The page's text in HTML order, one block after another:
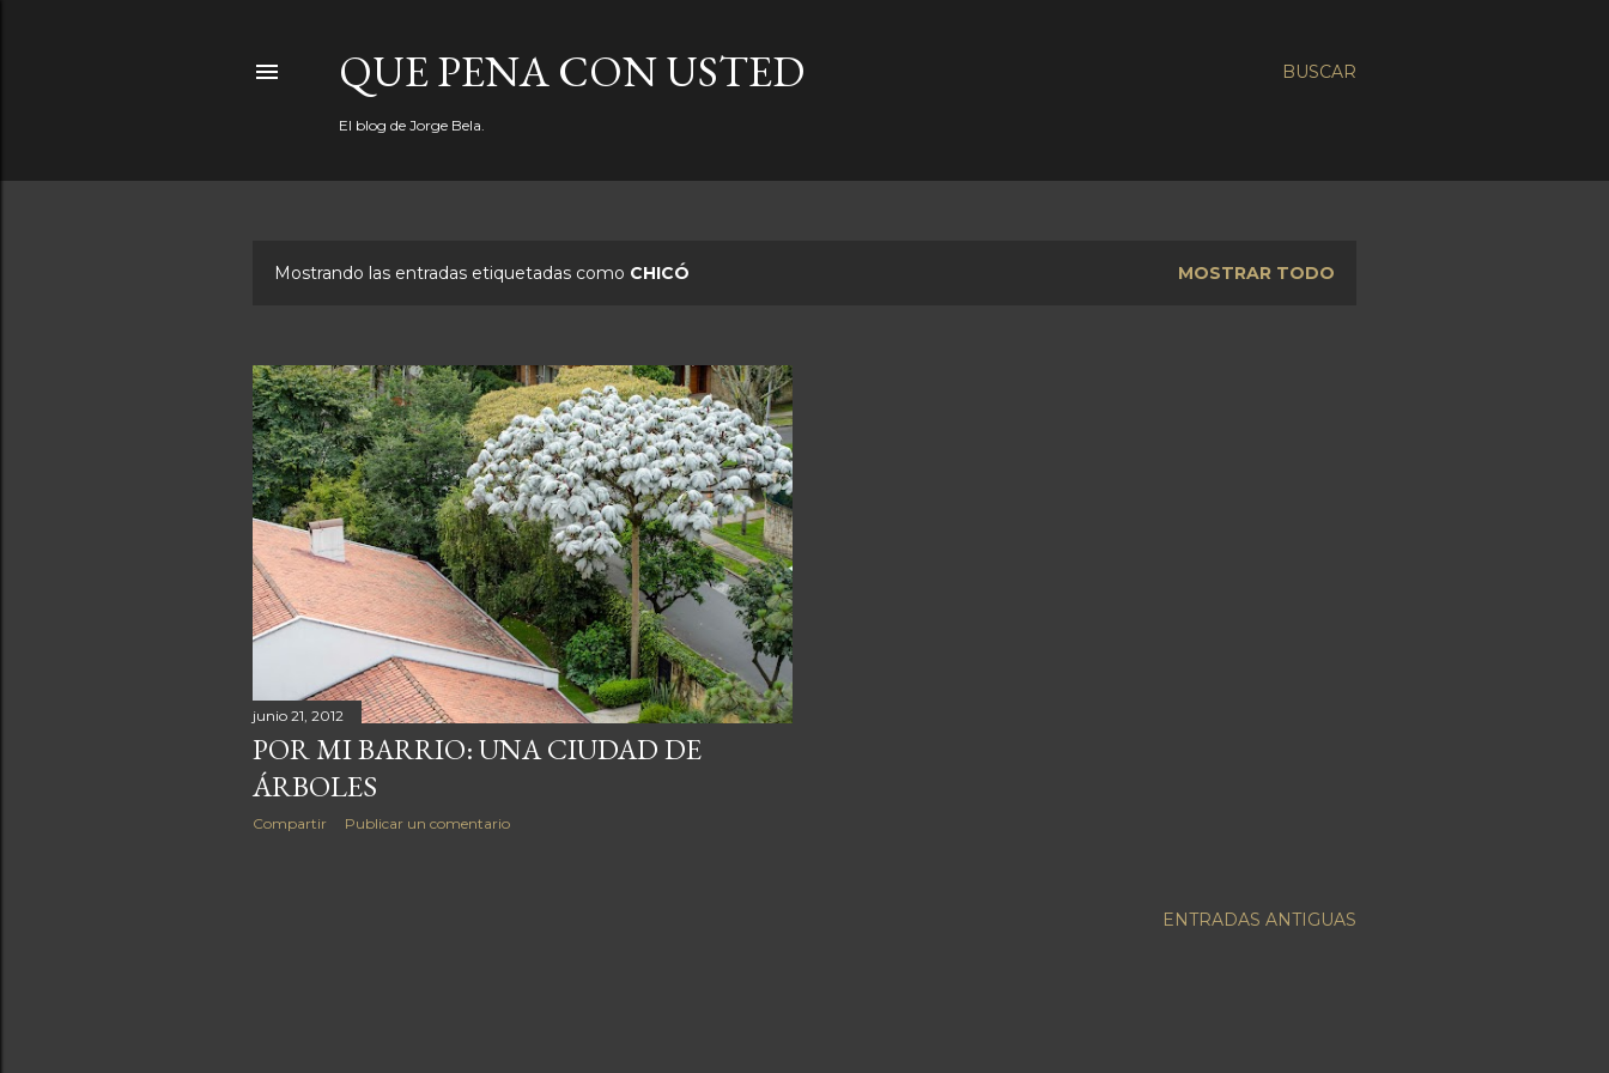
BUSCAR
QUE PENA CON USTED
El blog de Jorge Bela.
t
r
a
d
a
s
Mostrando las entradas etiquetadas como CHICÓ MOSTRAR TODO
junio 21, 2012
POR MI BARRIO: UNA CIUDAD DE
ÁRBOLES
Compartir Publicar un comentario
ENTRADAS ANTIGUAS